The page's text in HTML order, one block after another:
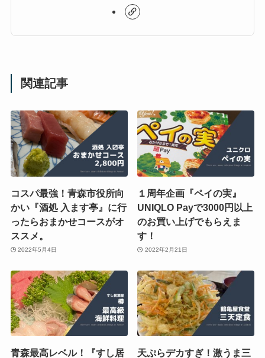
関連記事
コスパ最強！青森市役所向
かい『酒処 入ます亭』に行
ったらおまかせコースがオ
ススメ。
2022年5月4日
１周年企画『ペイの実』
UNIQLO Payで3000円以上
のお買い上げでもらえま
す！
2022年2月21日
青森最高レベル！『すし居
天ぷらデカすぎ！激うま三